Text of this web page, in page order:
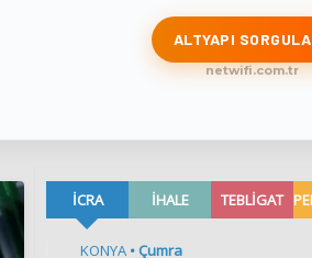
ALTYAPI SORGULA
netwifi.com.tr